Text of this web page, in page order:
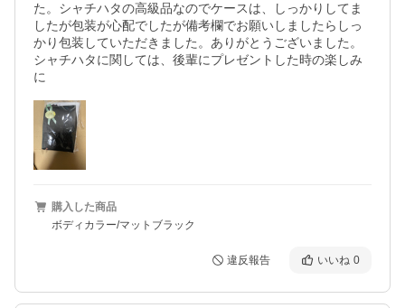
た。シャチハタの高級品なのでケースは、しっかりしてま
したが包装が心配でしたが備考欄でお願いしましたらしっ
かり包装していただきました。ありがとうございました。
シャチハタに関しては、後輩にプレゼントした時の楽しみ
に
購入した商品
ボディカラー/マットブラック
違反報告 いいね 0